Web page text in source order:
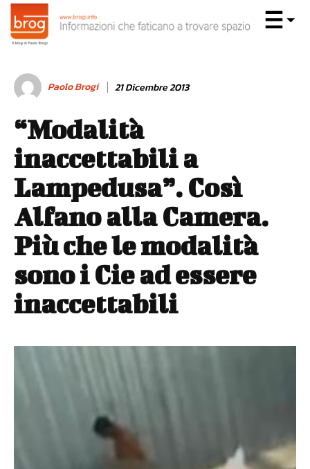
Paolo Brogi 21 Dicembre 2013
“Modalità
inaccettabili a
Lampedusa”. Così
Alfano alla Camera.
Più che le modalità
sono i Cie ad essere
inaccettabili